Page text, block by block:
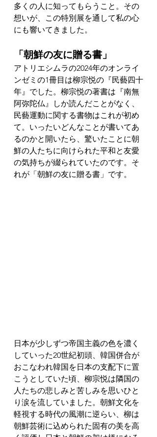
多くの人に知ってもらうこと。その
想いが、この特別展を通して私の心
にも響いてきました。
「朝鮮の友に贈る書」
アトリエシムラの2024年のオンライ
ンゼミの1冊目は柳宗悦の『民藝四十
年』でした。柳宗悦の著書は『南無
阿弥陀仏』しか読んだことがなく、
民藝運動に関する書物はこれが初め
て。いったいどんなことが書いてあ
るのかと開いたら、驚いたことに朝
鮮の人たちに向けられた平和と友愛
の気持ちが綴られていたのです。そ
れが「朝鮮の友に贈る書」です。
日本が少しずつ帝国主義の色を濃く
していった20世紀初頭、韓国併合が
おこなわれ韓国を日本の支配下に置
こうとしていた頃、柳宗悦は隣国の
人たちの悲しみと苦しみを思いひと
り涙を流していました。朝鮮文化を
軽視する時代の風潮に逆らい、柳は
朝鮮芸術に込められた固有の美を高